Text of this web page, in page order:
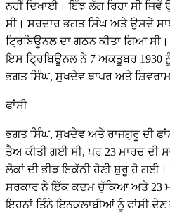
ਨਹੀਂ ਦਿਖਾਈ। ਇੰਝ ਲੱਗ ਰਿਹਾ ਸੀ ਜਿਵੇਂ
ਸੀ। ਸਰਦਾਰ ਭਗਤ ਸਿੰਘ ਅਤੇ ਉਸਦੇ
ਟ੍ਰਿਬਿਊਨਲ ਦਾ ਗਠਨ ਕੀਤਾ ਗਿਆ
ਇਸ ਟ੍ਰਿਬਿਊਨਲ ਨੇ 7 ਅਕਤੂਬਰ 1930
ਭਗਤ ਸਿੰਘ, ਸੁਖਦੇਵ ਥਾਪਰ ਅਤੇ
ਫਾਂਸੀ
ਭਗਤ ਸਿੰਘ, ਸੁਖਦੇਵ ਅਤੇ ਰਾਜਗੁਰੂ ਦੀ
ਤੈਅ ਕੀਤੀ ਗਈ ਸੀ, ਪਰ 23 ਮਾਰਚ ਦੀ
ਲੋਕਾਂ ਦੀ ਭੀੜ ਇਕੱਠੀ ਹੋਣੀ ਸ਼ੁਰੂ ਹੋ
ਸਰਕਾਰ ਨੇ ਇੱਕ ਕਦਮ ਚੁੱਕਿਆ ਅਤੇ 23
ਇਹਨਾਂ ਤਿੰਨੇ ਇਨਕਲਾਬੀਆਂ ਨੂੰ ਫਾਂਸੀ ਦੇਣ